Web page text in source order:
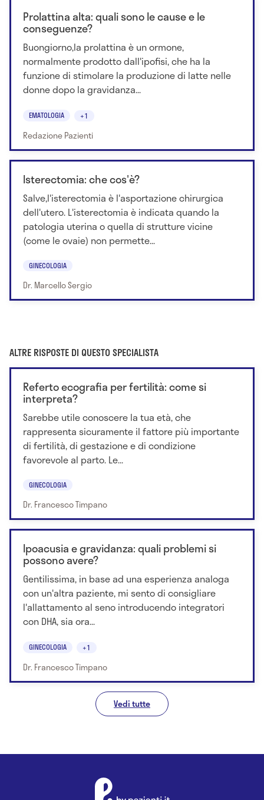
Prolattina alta: quali sono le cause e le
conseguenze?
Buongiorno,la prolattina è un ormone,
normalmente prodotto dall'ipofisi, che ha la
funzione di stimolare la produzione di latte nelle
donne dopo la gravidanza...
EMATOLOGIA +1
Redazione Pazienti
Isterectomia: che cos'è?
Salve,l'isterectomia è l'asportazione chirurgica
dell'utero. L'isterectomia è indicata quando la
patologia uterina o quella di strutture vicine
(come le ovaie) non permette...
GINECOLOGIA
Dr. Marcello Sergio
ALTRE RISPOSTE DI QUESTO SPECIALISTA
Referto ecografia per fertilità: come si
interpreta?
Sarebbe utile conoscere la tua età, che
rappresenta sicuramente il fattore più importante
di fertilità, di gestazione e di condizione
favorevole al parto. Le...
GINECOLOGIA
Dr. Francesco Timpano
Ipoacusia e gravidanza: quali problemi si
possono avere?
Gentilissima, in base ad una esperienza analoga
con un'altra paziente, mi sento di consigliare
l'allattamento al seno introducendo integratori
con DHA, sia ora...
GINECOLOGIA +1
Dr. Francesco Timpano
Vedi tutte